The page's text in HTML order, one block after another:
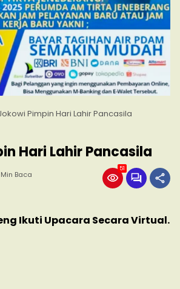
Pimpin Hari Lahir Pancasila
Hari Lahir Pancasila
Min Baca
51
Ikuti Upacara Secara Virtual.